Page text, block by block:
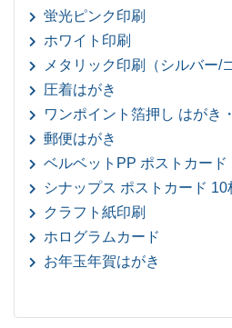
蛍光ピンク印刷
ホワイト印刷
メタリック印刷（シルバー/
圧着はがき
ワンポイント箔押し はがき
郵便はがき
ベルベットPP ポストカード
シナップス ポストカード 10
クラフト紙印刷
ホログラムカード
お年玉年賀はがき